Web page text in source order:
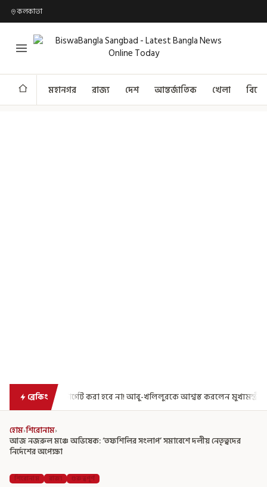
কলকাতা
মহানগর রাজ্য দেশ আন্তর্জাতিক খেলা
ব্রেকিং
হবে না! আবু-খলিলুরকে আশ্বস্ত করলেন মুখ্যমন্ত্রী এগিয়ে গেল আরও
হোম›শিরোনাম›
আজ নজরুল মঞ্চে অভিষেক: ‘তফশিলির সংলাপ’ সমাবেশে দলীয় নেতৃত্বদের
নির্দেশের অপেক্ষা
শিরোনাম রাজ্য গুরুত্বপূর্ণ